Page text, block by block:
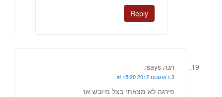
Reply
חנה says:
3 באוגוסט 2012 at 15:20
פירגה לא מצאתי בצל מיובש אז